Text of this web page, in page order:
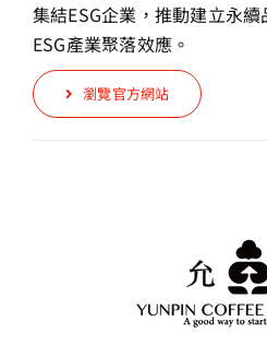
集結ESG企業，推動建立永
ESG產業聚落效應。
瀏覽官方網站